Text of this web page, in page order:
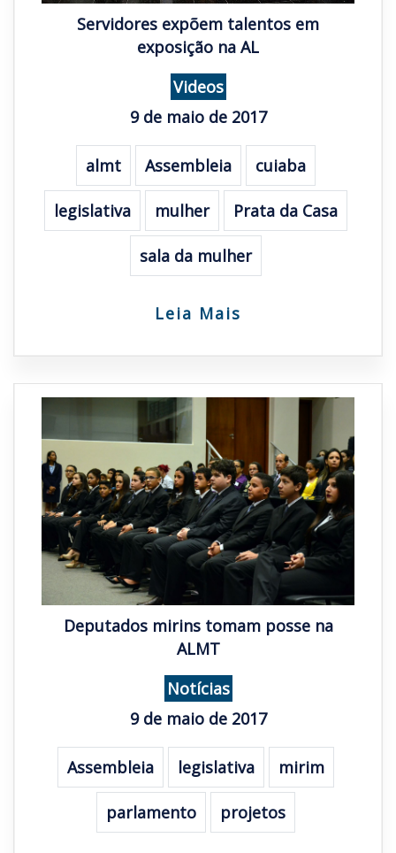
Servidores expõem talentos em
exposição na AL
Videos
9 de maio de 2017
almt Assembleia cuiaba
legislativa mulher Prata da Casa
sala da mulher
Leia Mais
Deputados mirins tomam posse na
ALMT
Notícias
9 de maio de 2017
Assembleia legislativa mirim
parlamento projetos